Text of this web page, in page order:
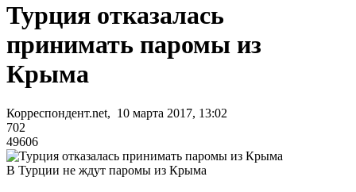
Турция отказалась
принимать паромы из
Крыма
Корреспондент.net, 10 марта 2017, 13:02
702
49606
В Турции не ждут паромы из Крыма